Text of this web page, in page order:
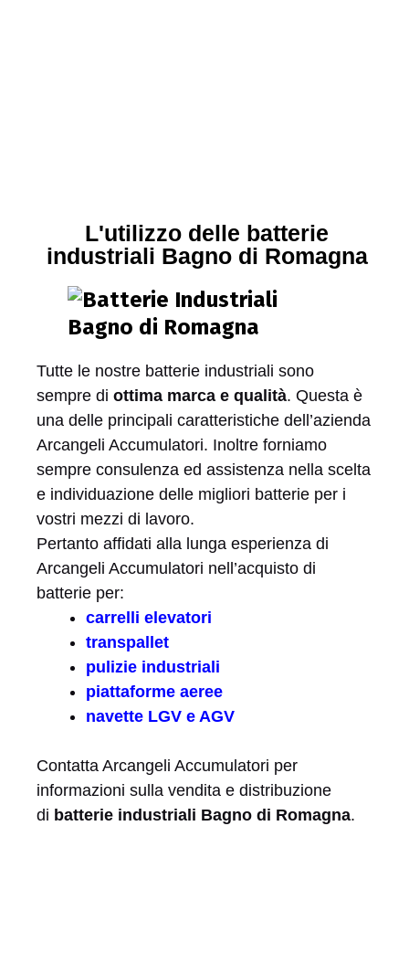
L'utilizzo delle batterie
industriali Bagno di Romagna
Tutte le nostre batterie industriali sono
sempre di ottima marca e qualità. Questa è
una delle principali caratteristiche dell’azienda
Arcangeli Accumulatori. Inoltre forniamo
sempre consulenza ed assistenza nella scelta
e individuazione delle migliori batterie per i
vostri mezzi di lavoro.
Pertanto affidati alla lunga esperienza di
Arcangeli Accumulatori nell’acquisto di
batterie per:
carrelli elevatori
transpallet
pulizie industriali
piattaforme aeree
navette LGV e AGV
Contatta Arcangeli Accumulatori per
informazioni sulla vendita e distribuzione
di batterie industriali Bagno di Romagna.